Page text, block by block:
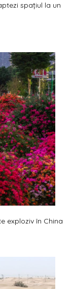
spațiul la un
exploziv în China